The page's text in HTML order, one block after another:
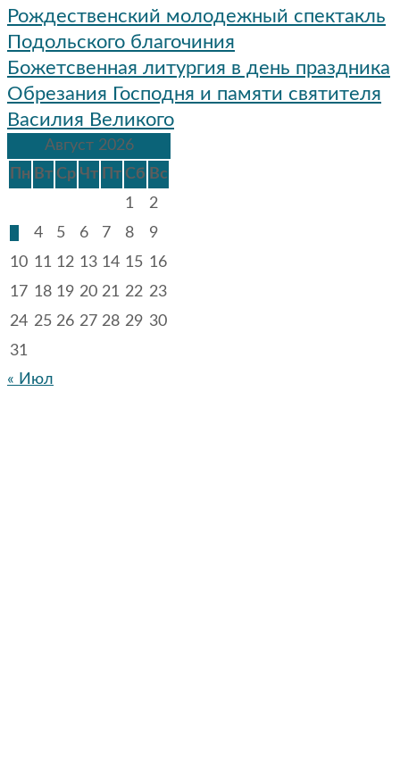
Навигация
по
записям
Рождественский молодежный спектакль
Подольского благочиния
Божетсвенная литургия в день праздника
Обрезания Господня и памяти святителя
Василия Великого
Август 2026
Пн Вт Ср Чт Пт Сб Вс
1
2
4 5 6 7 8
9
10 11 12 13 14 15 16
17 18 19 20 21 22 23
24 25 26 27 28 29 30
31
« Июл